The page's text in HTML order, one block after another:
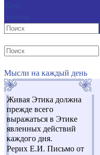
Мысли на каждый день
Живая Этика должна
прежде всего
выражаться в Этике
явленных действий
каждого дня.
Рерих Е.И. Письмо от